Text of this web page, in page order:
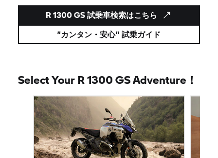
R 1300 GS 試乗車検索はこちら
”カンタン・安心" 試乗ガイド
Select Your R 1300 GS Adventure！